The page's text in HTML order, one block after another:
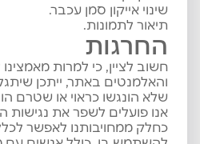
שינוי אייקון סמן עכבר.
תיאור לתמונות.
החרגות
חשוב לציין, כי למרות
והאלמנטים באתר, ייתכן
שלא הונגשו כראוי או שטרם
אנו פועלים לשפר את
כחלק ממחויבותנו לאפשר